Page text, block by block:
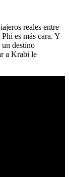
reales entre
es más cara. Y
un destino
a Krabi le